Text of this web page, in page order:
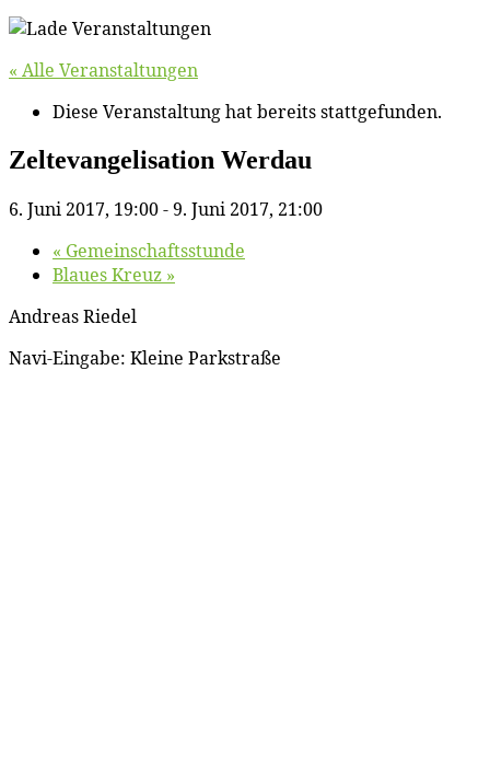
« Alle Veranstaltungen
Diese Veranstaltung hat bereits stattgefunden.
Zel­tevan­ge­li­sa­ti­on Werdau
6. Juni 2017, 19:00-9. Juni 2017, 21:00
« Ge­mein­schafts­stun­de
Blau­es Kreuz »
An­dre­as Riedel
Na­vi-Ein­ga­be: Klei­ne Parkstraße